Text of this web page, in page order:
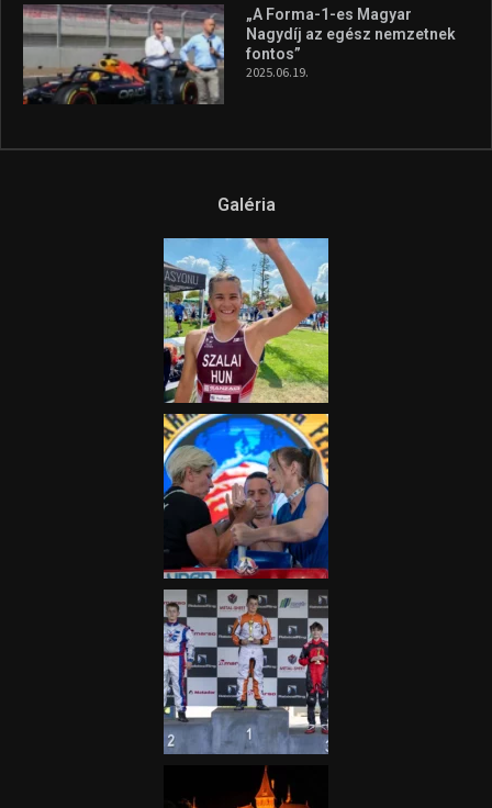
„A Forma-1-es Magyar
Nagydíj az egész nemzetnek
fontos”
2025.06.19.
Galéria